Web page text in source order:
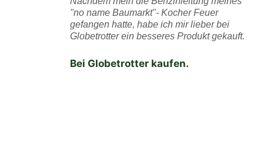
"no name Baumarkt"- Kocher Feuer
gefangen hatte, habe ich mir lieber bei
Globetrotter ein besseres Produkt gekauft.
Bei Globetrotter kaufen.